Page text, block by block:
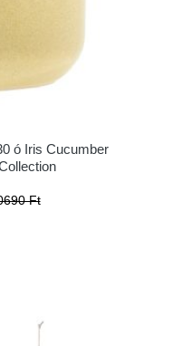
ó Iris Cucumber
Ft